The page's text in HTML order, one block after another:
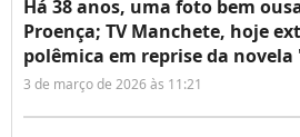
Há 38 anos, uma foto bem
Proença; TV Manchete, hoje
polêmica em reprise da
3 de março de 2026 às 11:21